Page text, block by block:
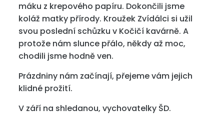
máku z krepového papíru. Dokončili jsme
koláž matky přírody. Kroužek Zvídálci si užil
svou poslední schůzku v Kočičí kavárně. A
protože nám slunce přálo, někdy až moc,
chodili jsme hodně ven.
Prázdniny nám začínají, přejeme vám jejich
klidné prožití.
V září na shledanou, vychovatelky ŠD.